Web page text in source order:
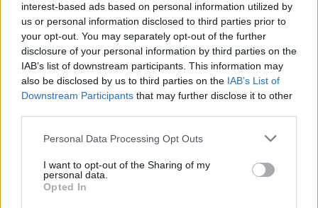
interest-based ads based on personal information utilized by
us or personal information disclosed to third parties prior to
your opt-out. You may separately opt-out of the further
disclosure of your personal information by third parties on the
IAB’s list of downstream participants. This information may
also be disclosed by us to third parties on the IAB’s List of
Downstream Participants that may further disclose it to other
Personal Data Processing Opt Outs
I want to opt-out of the Sharing of my
personal data.
Opted In
Facebook
TwitterMessengerWhatsApp
EmailCopy
Link
Print
Wersja do druku
JASNA GÓRA